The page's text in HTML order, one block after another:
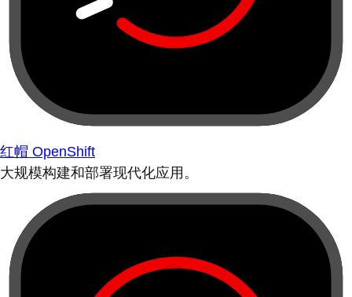
红帽 OpenShift
大规模构建和部署现代化应用。